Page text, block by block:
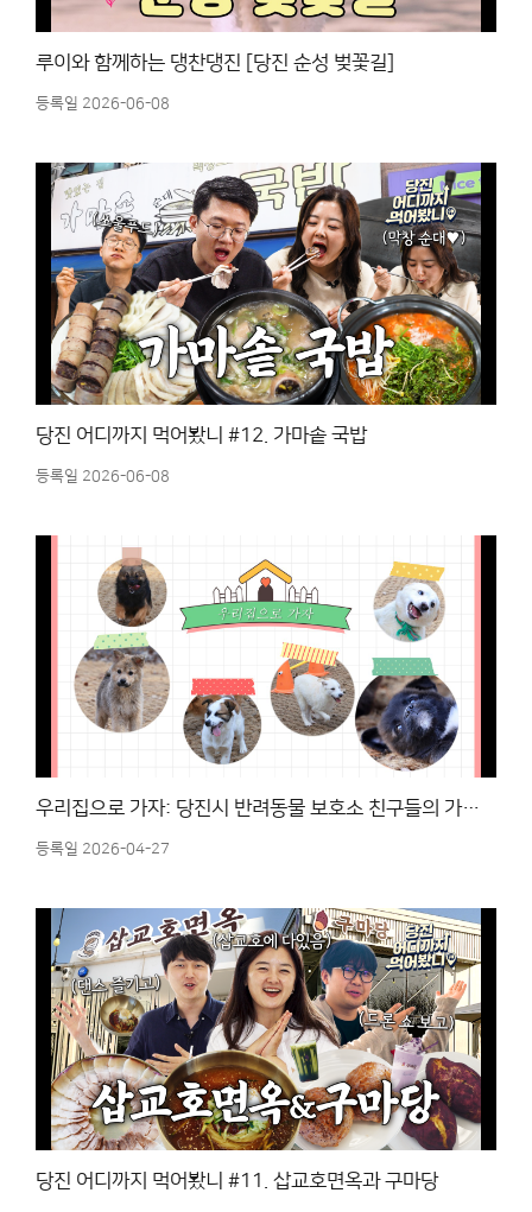
루이와 함께하는 댕찬댕진 [당진 순성 벚꽃길]
등록일 2026-06-08
당진 어디까지 먹어봤니 #12. 가마솥 국밥
등록일 2026-06-08
우리집으로 가자: 당진시 반려동물 보호소 친구들의 가족 찾기 프로젝트 -1화-
등록일 2026-04-27
당진 어디까지 먹어봤니 #11. 삽교호면옥과 구마당